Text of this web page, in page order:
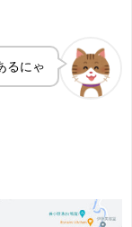
るにゃ